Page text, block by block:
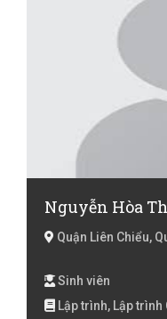
Nguyễn Hòa
Quận Liên Chiểu,
Sinh viên
Lập trình, Lập trình